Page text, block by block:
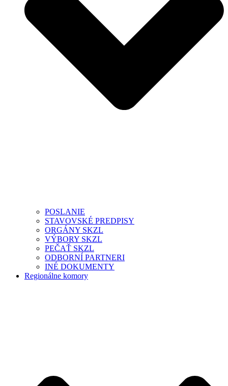
POSLANIE
STAVOVSKÉ PREDPISY
ORGÁNY SKZL
VÝBORY SKZL
PEČAŤ SKZL
ODBORNÍ PARTNERI
INÉ DOKUMENTY
Regionálne komory